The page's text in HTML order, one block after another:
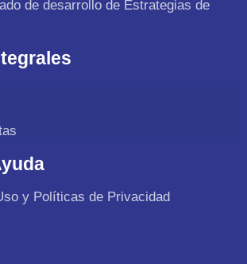
de desarrollo de Estrategias de
y Políticas de Privacidad